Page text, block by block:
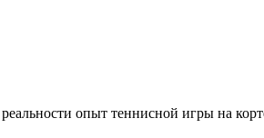
опыт теннисной игры на